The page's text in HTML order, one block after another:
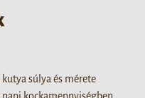
súlya és mérete